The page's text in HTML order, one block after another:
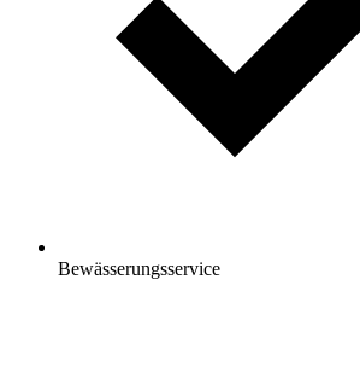
Bewässerungsservice